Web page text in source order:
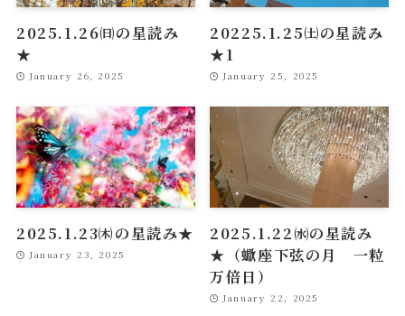
2025.1.26㈰の星読み
★
January 26, 2025
20225.1.25㈯の星読み
★1
January 25, 2025
2025.1.23㈭の星読み★
January 23, 2025
2025.1.22㈬の星読み
★（蠍座下弦の月 一粒
万倍日）
January 22, 2025